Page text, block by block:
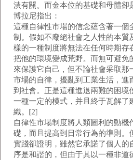
潰有關。而金本位的基礎和母體卻
博拉尼指出：
這種自律性市場的信念蘊含著一個
制。假如不廢絕社會之人性的本質
樣的一種制度將無法在任何時期存
把他的環境變成荒野。而無可避免
來保護它自己，但不論社會采取那
市場的自律，擾亂到工業生活，進
到社會。正是這種進退兩難的困境
一種一定的模式，并且終于瓦解了
織。[2]
自律性市場制度將人類圖利的動機
礎，而且提高到日常行為的準則。
實踐卻證明，雖然它承諾了個人的
序是和諧的，但由于其以一種非道